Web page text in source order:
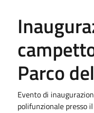
Parco
Evento di
polifunzionale presso